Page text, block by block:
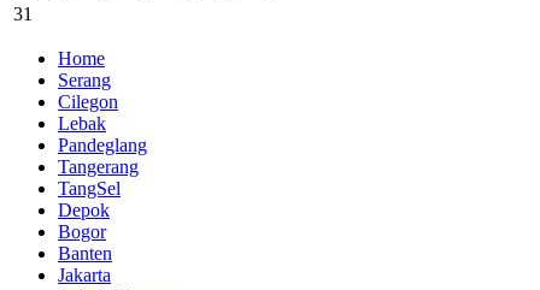
31
Home
Serang
Cilegon
Lebak
Pandeglang
Tangerang
TangSel
Depok
Bogor
Banten
Jakarta